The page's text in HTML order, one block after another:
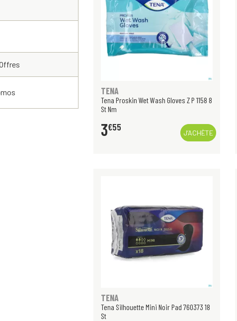
TENA
Tena Proskin Wet Wash Gloves Z P 1158 8
St Nm
3€55
J’ACHÈTE
TENA
Tena Silhouette Mini Noir Pad 760373 18
St